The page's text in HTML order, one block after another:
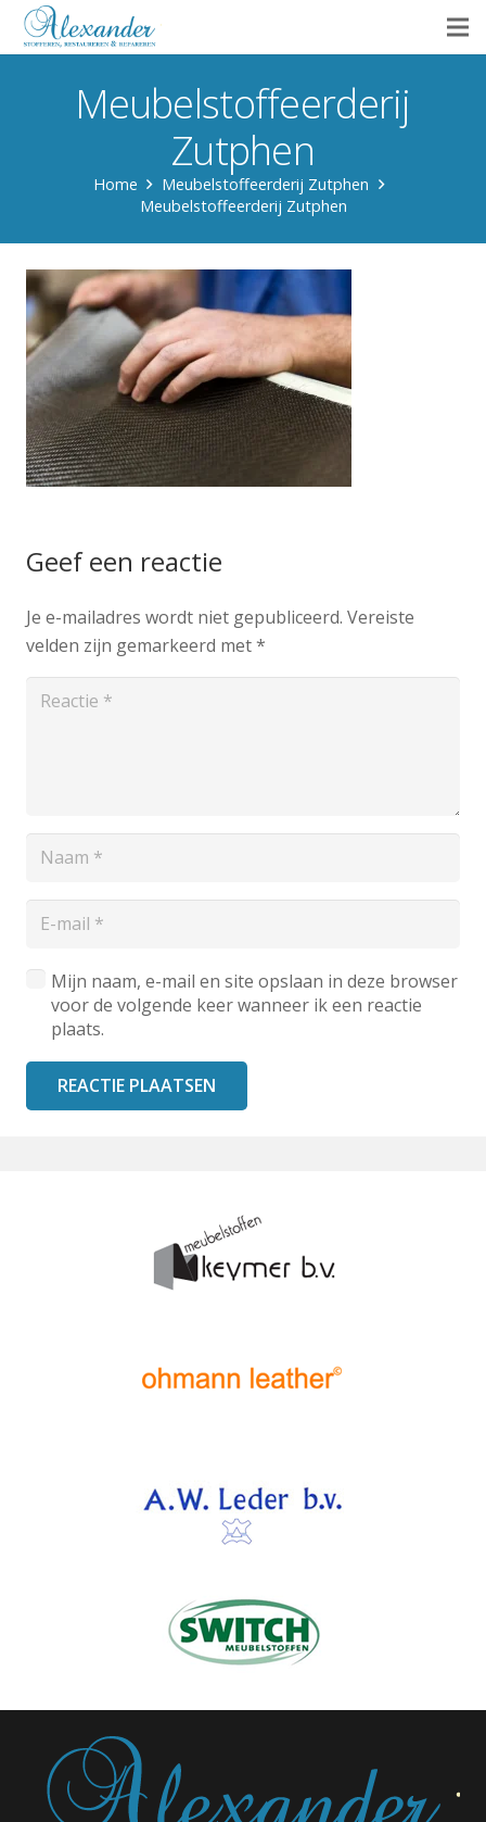
Meubelstoffeerderij
Zutphen
Home
Meubelstoffeerderij Zutphen
Meubelstoffeerderij Zutphen
Geef een reactie
Je e-mailadres wordt niet gepubliceerd. Vereiste
velden zijn gemarkeerd met*
Mijn naam, e-mail en site opslaan in deze browser
voor de volgende keer wanneer ik een reactie
plaats.
REACTIE PLAATSEN